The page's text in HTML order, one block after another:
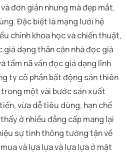
đơn giản nhưng mà đẹp mắt,
Đặc biệt là mạng lưới hệ
chỉnh khoa học và chiến thuật,
giả dạng thân căn nhà đọc giả
tầm nã vấn đọc giả dạng lĩnh
ty cổ phần bất động sản thiên
một vài bước sản xuất
vừa dễ tiêu dùng, hạn chế
ở nhiều đẳng cấp mang lại
sự tinh thông tường tận về
và lựa lựa và lựa lựa ở mặt